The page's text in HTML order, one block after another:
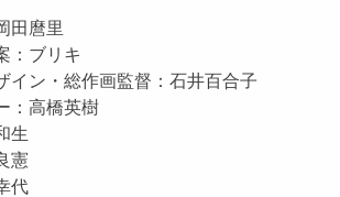
田麿里
：ブリキ
ン・総作画監督：石井百合子
：高橋英樹
生
憲
代